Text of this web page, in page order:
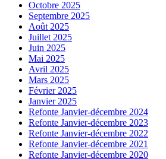
Octobre 2025
Septembre 2025
Août 2025
Juillet 2025
Juin 2025
Mai 2025
Avril 2025
Mars 2025
Février 2025
Janvier 2025
Refonte Janvier-décembre 2024
Refonte Janvier-décembre 2023
Refonte Janvier-décembre 2022
Refonte Janvier-décembre 2021
Refonte Janvier-décembre 2020